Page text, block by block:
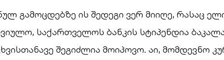
გამოცდებზე ის შედეგი ვერ მიიღე, რასაც
საქართველოს ბანკის სტიპენდია
შეგიძლია მოიპოვო. აი, მომდევნო